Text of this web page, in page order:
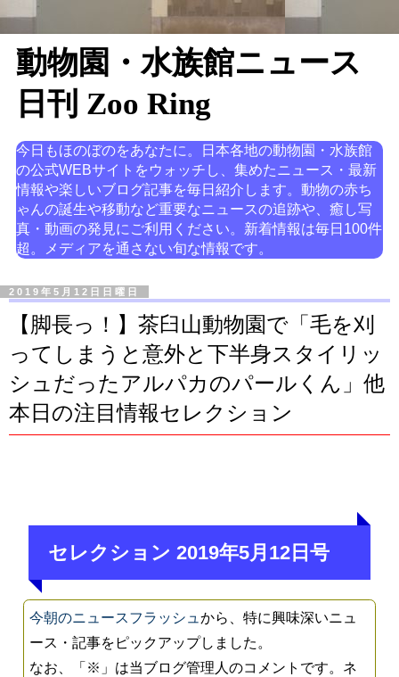
動物園・水族館ニュース
日刊 Zoo Ring
今日もほのぼのをあなたに。日本各地の動物園・水族館
の公式WEBサイトをウォッチし、集めたニュース・最新
情報や楽しいブログ記事を毎日紹介します。動物の赤ち
ゃんの誕生や移動など重要なニュースの追跡や、癒し写
真・動画の発見にご利用ください。新着情報は毎日100件
超。メディアを通さない旬な情報です。
2019年5月12日日曜日
【脚長っ！】茶臼山動物園で「毛を刈
ってしまうと意外と下半身スタイリッ
シュだったアルパカのパールくん」他
本日の注目情報セレクション
セレクション 2019年5月12日号
今朝のニュースフラッシュから、特に興味深いニュ
ース・記事をピックアップしました。
なお、「※」は当ブログ管理人のコメントです。ネ